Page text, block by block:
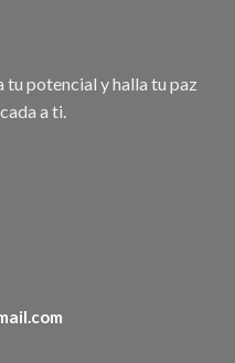
potencial y halla tu paz
a ti.